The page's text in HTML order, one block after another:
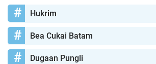
Hukrim
Bea Cukai Batam
Dugaan Pungli